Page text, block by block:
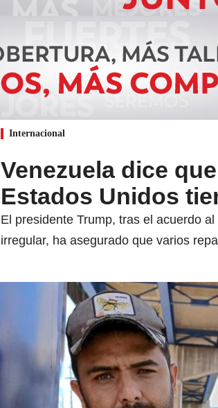
Internacional
Venezuela dice
Estados Unidos
El presidente Trump, tras el acuerdo
irregular, ha asegurado que varios